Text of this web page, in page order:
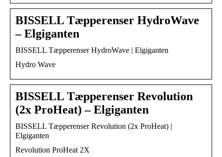
BISSELL Tæpperenser HydroWave
– Elgiganten
BISSELL Tæpperenser HydroWave | Elgiganten
Hydro Wave
BISSELL Tæpperenser Revolution
(2x ProHeat) – Elgiganten
BISSELL Tæpperenser Revolution (2x ProHeat) |
Elgiganten
Revolution ProHeat 2X